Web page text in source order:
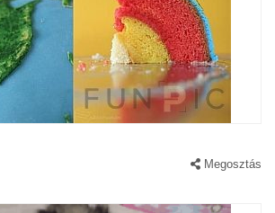
Megosztás